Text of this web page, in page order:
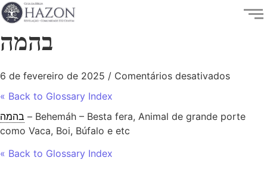
בהמה
6 de fevereiro de 2025 / Comentários desativados
« Back to Glossary Index
בהמה – Behemáh – Besta fera, Animal de grande porte
como Vaca, Boi, Búfalo e etc
« Back to Glossary Index